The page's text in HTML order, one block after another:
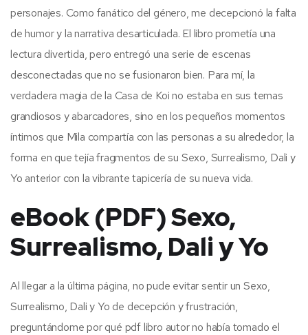
personajes. Como fanático del género, me decepcionó la falta
de humor y la narrativa desarticulada. El libro prometía una
lectura divertida, pero entregó una serie de escenas
desconectadas que no se fusionaron bien. Para mí, la
verdadera magia de la Casa de Koi no estaba en sus temas
grandiosos y abarcadores, sino en los pequeños momentos
íntimos que Mila compartía con las personas a su alrededor, la
forma en que tejía fragmentos de su Sexo, Surrealismo, Dali y
Yo anterior con la vibrante tapicería de su nueva vida.
eBook (PDF) Sexo,
Surrealismo, Dali y Yo
Al llegar a la última página, no pude evitar sentir un Sexo,
Surrealismo, Dali y Yo de decepción y frustración,
preguntándome por qué pdf libro autor no había tomado el